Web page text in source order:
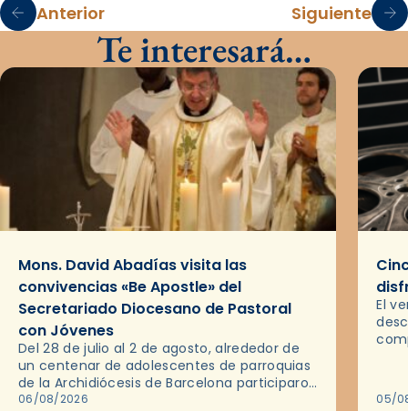
Anterior Siguiente
Te interesará…
Mons. David Abadías visita las
convivencias «Be Apostle» del
Secretariado Diocesano de Pastoral
con Jóvenes
Del 28 de julio al 2 de agosto, alrededor de
un centenar de adolescentes de parroquias
de la Archidiócesis de Barcelona participaron
en las convivencias Be Apostle, organizadas
06/08/2026
El
05/